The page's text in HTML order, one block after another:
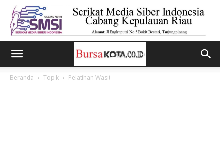
Beranda Topik Pelatihan Wasit